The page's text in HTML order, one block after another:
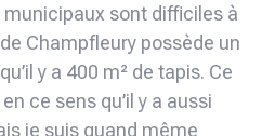
sont difficiles à
de Champfleury possède un
y a 400 m² de tapis. Ce
ce sens qu’il y a aussi
je suis quand même